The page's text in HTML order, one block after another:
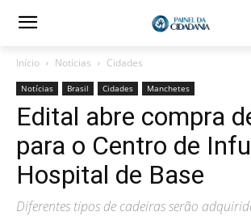
Início Notícias Cidades
Notícias Brasil Cidades Manchetes
Edital abre compra
para o Centro de
Hospital de Base
Diferentes tipos de cadeiras serão